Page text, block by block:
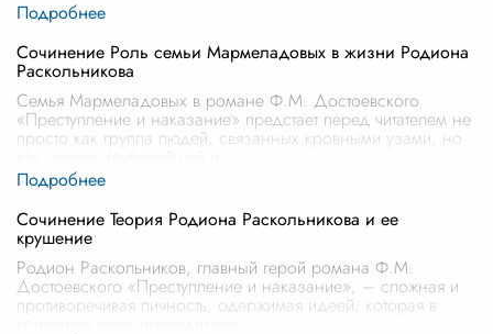
Сочинение Роль семьи Мармеладовых в жизни Родиона
Раскольникова
Семья Мармеладовых в романе Ф.М. Достоевского
«Преступление и наказание» предстает перед читателем не
просто как группа людей, связанных кровными узами, но
Сочинение Теория Родиона Раскольникова и ее
крушение
Родион Раскольников, главный герой романа Ф.М.
Достоевского «Преступление и наказание», – сложная и
противоречивая личность, одержимая идеей, которая в